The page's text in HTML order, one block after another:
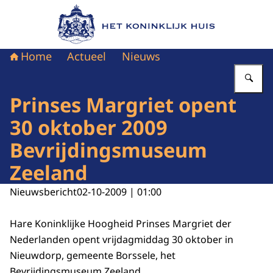
Naar de homepage van Het Koninklijk Huis
Home Actueel Nieuws
Prinses Margriet opent
30 oktober 2009
Bevrijdingsmuseum
Zeeland
Nieuwsbericht02-10-2009 | 01:00
Hare Koninklijke Hoogheid Prinses Margriet der
Nederlanden opent vrijdagmiddag 30 oktober in
Nieuwdorp, gemeente Borssele, het